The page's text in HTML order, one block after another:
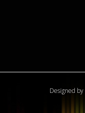
Designed by